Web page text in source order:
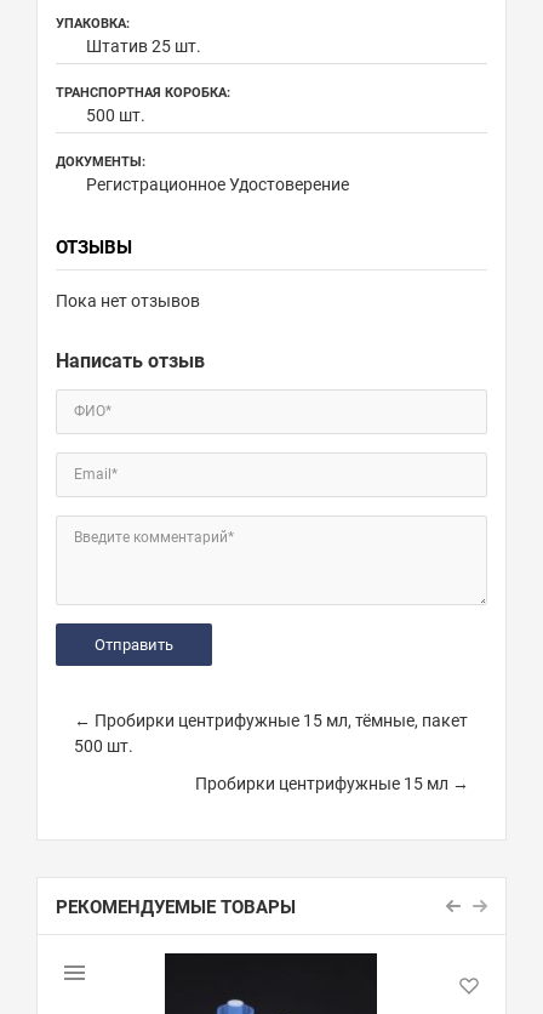
УПАКОВКА:
Штатив 25 шт.
ТРАНСПОРТНАЯ КОРОБКА:
500 шт.
ДОКУМЕНТЫ:
Регистрационное Удостоверение
ОТЗЫВЫ
Пока нет отзывов
Написать отзыв
ФИО*
Email*
Введите комментарий*
← Пробирки центрифужные 15 мл, тёмные, пакет
500 шт.
Пробирки центрифужные 15 мл →
РЕКОМЕНДУЕМЫЕ ТОВАРЫ